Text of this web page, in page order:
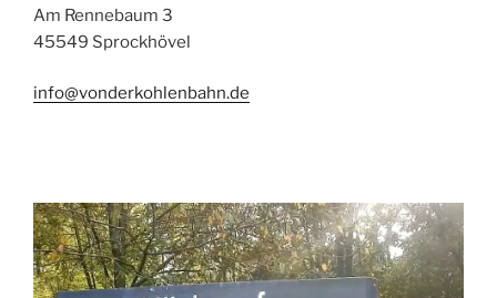
Am Rennebaum 3
45549 Sprockhövel
info@vonderkohlenbahn.de